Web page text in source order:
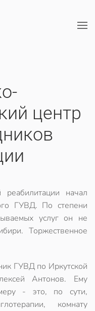
центр
реабилитации начал
ГУВД. По степени
услуг он не
Торжественное
ГУВД по Иркутской
Антонов. Ему
- это, по сути,
комнату